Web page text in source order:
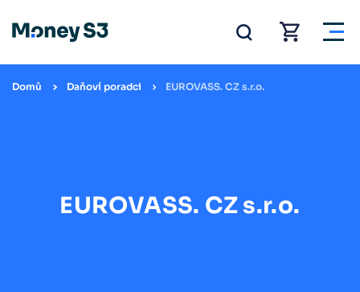
Domů Daňoví poradci EUROVASS. CZ s.r.o.
EUROVASS. CZ s.r.o.